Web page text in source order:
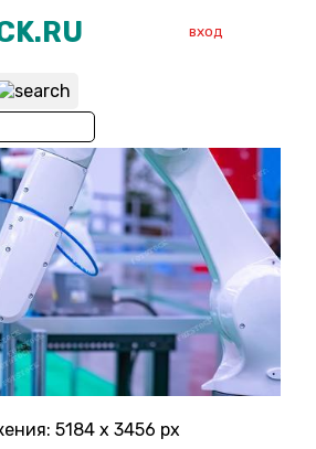
вход
5184 x 3456 px